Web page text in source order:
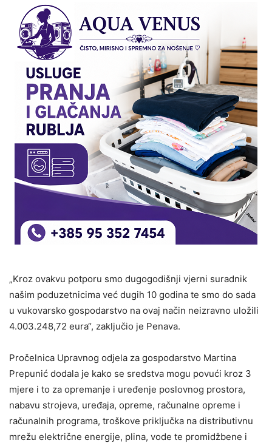
„Kroz ovakvu potporu smo dugogodišnji vjerni suradnik
našim poduzetnicima već dugih 10 godina te smo do sada
u vukovarsko gospodarstvo na ovaj način neizravno uložili
4.003.248,72 eura“, zaključio je Penava.
Pročelnica Upravnog odjela za gospodarstvo Martina
Prepunić dodala je kako se sredstva mogu povući kroz 3
mjere i to za opremanje i uređenje poslovnog prostora,
nabavu strojeva, uređaja, opreme, računalne opreme i
računalnih programa, troškove priključka na distributivnu
mrežu električne energije, plina, vode te promidžbene i